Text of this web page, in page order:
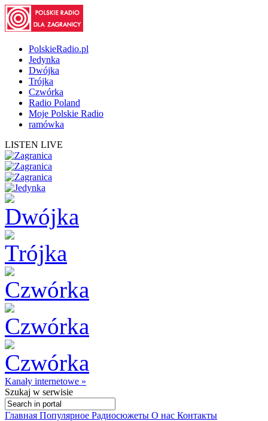
PolskieRadio.pl
Jedynka
Dwójka
Trójka
Czwórka
Radio Poland
Moje Polskie Radio
ramówka
LISTEN LIVE
Kanały internetowe »
Szukaj w serwisie
Главная Популярное Радиосюжеты О нас Контакты